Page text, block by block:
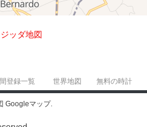
ジッダ地図
登録一覧 世界地図 無料の時計
Googleマップ.